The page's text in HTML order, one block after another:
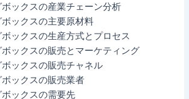
ックスの産業チェーン分析
ックスの主要原材料
ックスの生産方式とプロセス
ックスの販売とマーケティング
ックスの販売チャネル
ックスの販売業者
ックスの需要先